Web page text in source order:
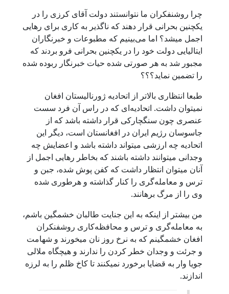
چرا روشنفکران ما نتوانستند دولت آقای کرزی را در
یکچنین بحرانی قرار دهند که ناگذیر به کاری برای رهایی
اجمل میشد؟ اما می‌بینیم که مطبوعات و خبرنگاران
ایتالیایی دولت خود را در یکچنین بحرانی فرو بردند که
مجبور شد به هر صورتی شده حیات خبرنگار ربوده شده
را تضمین نماید؟؟؟
طبعا انتظاری بالاتر از اتحادیه ژورنالیستان افغان
نمیتوان داشت. اتحادیه‌ای که در راس آن فرد سست
عنصری چون سنگچارکی قرار داشته باشد که از
جاسوسان رژیم ایران در افغانستان است، دیگر این
اتحادیه چه ارزشی میتواند داشته باشد و اعضایش چه
وجدانی میتوانند داشته باشند که بخاطر رهایی اجمل از
آنان میتوان انتظار داشت که کفن پوش شده، جبن و
ترس و معامله‌گری را کنار گذاشته و هرطوری شده
وی را از مرگ برهانند.
من بیشتر از اینکه به این جنایت طالبان خشمگین باشم،
به معامله‌گری و ترس و محافظه‌کاری روشفنکران
افغان خشمگینم که به نرخ روز نان میخورند و شهامت
و جرئت و وجدان خطر کردن را ندارند و هیچگاه ملالی
جویا وار به قضایا برخورد نمیکنند تا کاخ ظلم را به لرزه
اندازند.